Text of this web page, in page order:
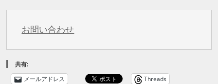
お問い合わせ
共有:
メールアドレス
Threads